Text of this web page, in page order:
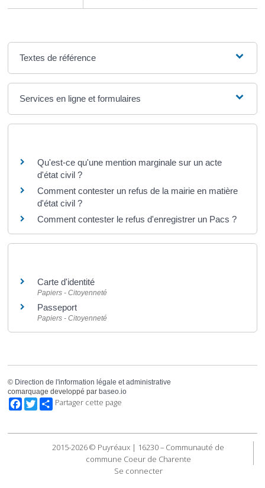
Textes de référence
Services en ligne et formulaires
Qu'est-ce qu'une mention marginale sur un acte
d'état civil ?
Comment contester un refus de la mairie en matière
d'état civil ?
Comment contester le refus d'enregistrer un Pacs ?
Carte d'identité
Papiers - Citoyenneté
Passeport
Papiers - Citoyenneté
© Direction de l'information légale et administrative
comarquage developpé par baseo.io
Facebook
TwitterPartager cette page
2015-2026 © Puyréaux | 16230 – Communauté de
commune Coeur de Charente
Se connecter